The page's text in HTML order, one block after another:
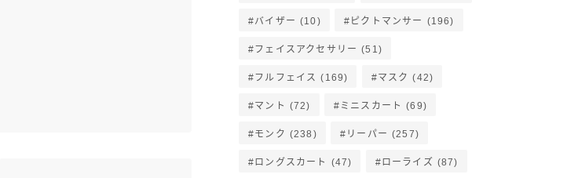
バイザー (10) ピクトマンサー (196)
フェイスアクセサリー (51)
フルフェイス (169) マスク (42)
マント (72) ミニスカート (69)
モンク (238) リーパー (257)
ロングスカート (47) ローライズ (87)